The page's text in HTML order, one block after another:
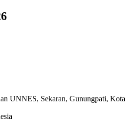
UNNES, Sekaran, Gunungpati, Kota